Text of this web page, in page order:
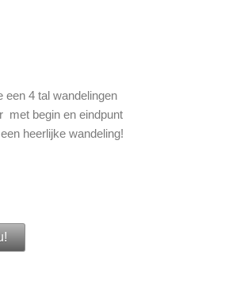
een 4 tal wandelingen
met begin en eindpunt
heerlijke wandeling!